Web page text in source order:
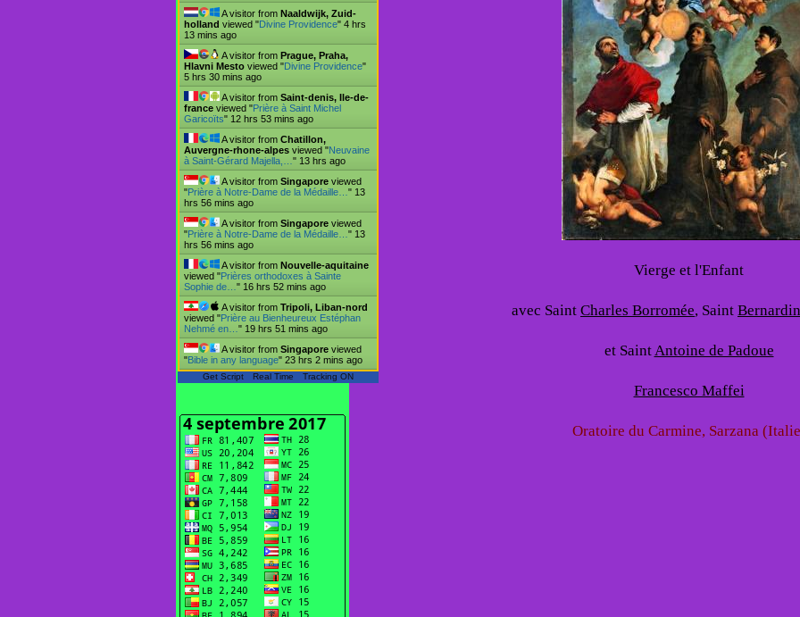
A visitor from Naaldwijk, Zuid-
holland viewed "Divine Providence" 4 hrs
13 mins ago
A visitor from Prague, Praha,
Hlavni Mesto viewed "Divine Providence"
5 hrs 30 mins ago
A visitor from Saint-denis, Ile-de-
france viewed "Prière à Saint Michel
Garicoïts" 12 hrs 53 mins ago
A visitor from Chatillon,
Auvergne-rhone-alpes viewed "Neuvaine
à Saint-Gérard Majella,… " 13 hrs ago
A visitor from Singapore viewed
"Prière à Notre-Dame de la Médaille… " 13
hrs 56 mins ago
A visitor from Singapore viewed
"Prière à Notre-Dame de la Médaille… " 13
hrs 56 mins ago
A visitor from Nouvelle-aquitaine
viewed "Prières orthodoxes à Sainte
Sophie de… " 16 hrs 52 mins ago
A visitor from Tripoli, Liban-nord
viewed "Prière au Bienheureux Estéphan
Nehmé en… " 19 hrs 51 mins ago
A visitor from Singapore viewed
"Bible in any language" 23 hrs 2 mins ago
Get Script Real Time Tracking ON
Vierge et l'Enfant
avec Saint Charles Borromée, Saint
et SaintAntoine de Padoue
Francesco Maffei
Oratoire du Carmine, Sarzana